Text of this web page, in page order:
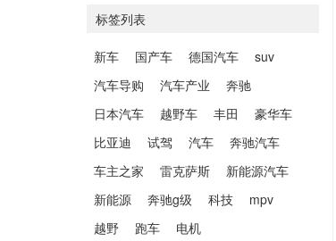
41.9万辆稳居榜首
标签列表
新车 国产车 德国汽车
suv
汽车导购
汽车产业
奔驰
日本汽车
越野车 丰田
豪华车
比亚迪
试驾 汽车
奔驰汽车
车主之家
雷克萨斯
新能源汽车
新能源
奔驰g级 科技
mpv
越野
跑车 电机